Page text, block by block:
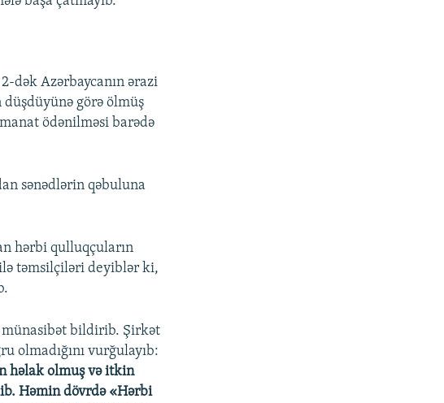
dək Azərbaycanın ərazi
görə ölmüş
ödənilməsi barədə
sənədlərin qəbuluna
hərbi qulluqçuların
təmsilçiləri deyiblər ki,
münasibət bildirib. Şirkət
olmadığını vurğulayıb:
həlak olmuş və itkin
Həmin dövrdə «Hərbi